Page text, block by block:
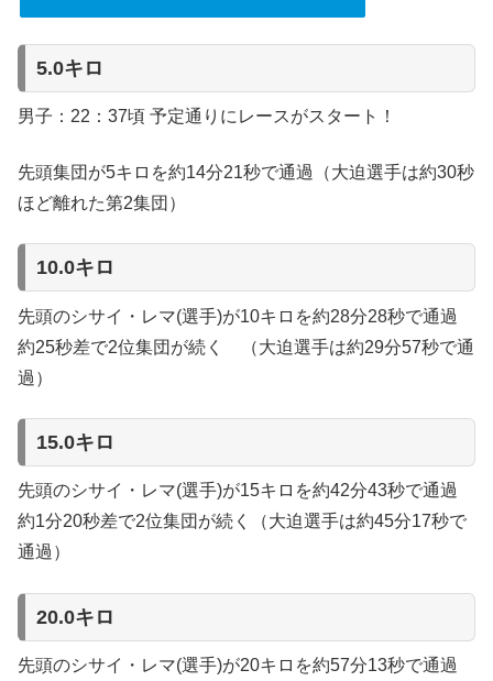
5.0キロ
男子：22：37頃 予定通りにレースがスタート！
先頭集団が5キロを約14分21秒で通過（大迫選手は約30秒
ほど離れた第2集団）
10.0キロ
先頭のシサイ・レマ(選手)が10キロを約28分28秒で通過
約25秒差で2位集団が続く （大迫選手は約29分57秒で通
過）
15.0キロ
先頭のシサイ・レマ(選手)が15キロを約42分43秒で通過
約1分20秒差で2位集団が続く（大迫選手は約45分17秒で
通過）
20.0キロ
先頭のシサイ・レマ(選手)が20キロを約57分13秒で通過